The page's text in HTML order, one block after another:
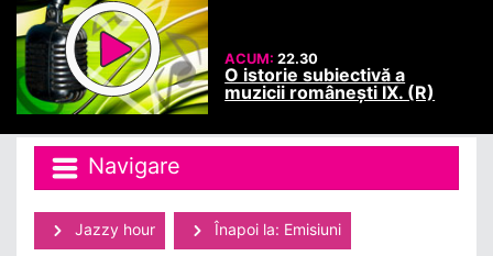
ACUM:22.30
O istorie subiectivă a
muzicii românești IX. (R)
Navigare
Jazzy hour Înapoi la: Emisiuni